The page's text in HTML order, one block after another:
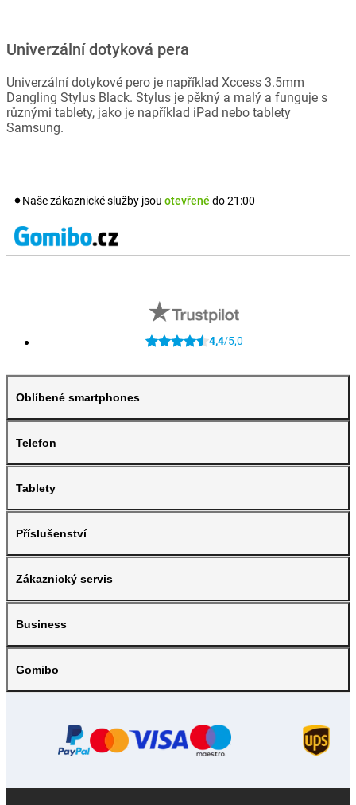
Univerzální dotyková pera
Univerzální dotykové pero je například Xccess 3.5mm
Dangling Stylus Black. Stylus je pěkný a malý a funguje s
různými tablety, jako je například iPad nebo tablety
Samsung.
Naše zákaznické služby jsou otevřené do21:00
4,4/5,0
Oblíbené smartphones
Telefon
Tablety
Příslušenství
Zákaznický servis
Business
Gomibo